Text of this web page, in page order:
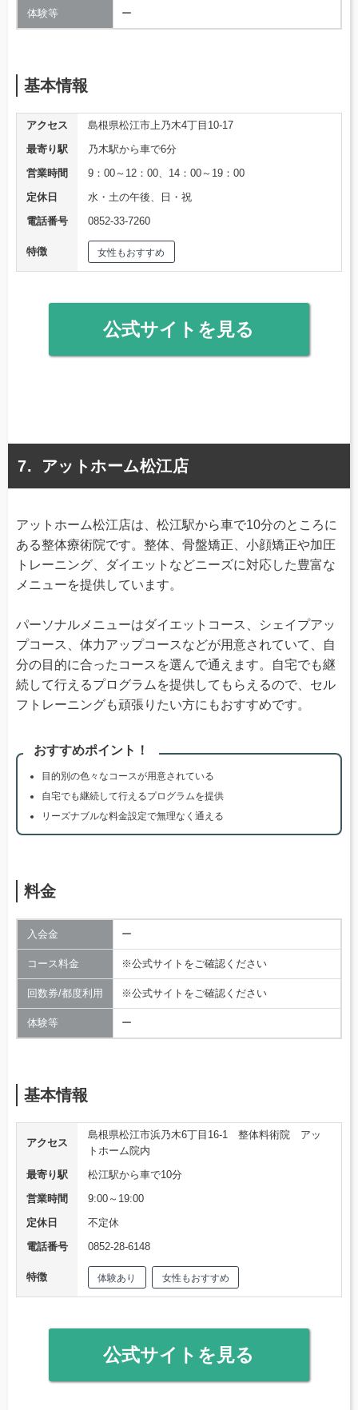
体験等 ー
基本情報
アクセス
島根県松江市上乃木4丁目10-17
最寄り駅
乃木駅から車で6分
営業時間
9：00～12：00、14：00～19：00
定休日
水・土の午後、日・祝
電話番号
0852-33-7260
特徴 女性もおすすめ
公式サイトを見る
アットホーム松江店
アットホーム松江店は、松江駅から車で10分のところに
ある整体療術院です。整体、骨盤矯正、小顔矯正や加圧
トレーニング、ダイエットなどニーズに対応した豊富な
メニューを提供しています。
パーソナルメニューはダイエットコース、シェイプアッ
プコース、体力アップコースなどが用意されていて、自
分の目的に合ったコースを選んで通えます。自宅でも継
続して行えるプログラムを提供してもらえるので、セル
フトレーニングも頑張りたい方にもおすすめです。
おすすめポイント！
目的別の色々なコースが用意されている
自宅でも継続して行えるプログラムを提供
リーズナブルな料金設定で無理なく通える
料金
入会金 ー
コース料金 ※公式サイトをご確認ください
回数券/都度利用 ※公式サイトをご確認ください
体験等 ー
基本情報
アクセス
島根県松江市浜乃木6丁目16-1 整体料術院 アッ
トホーム院内
最寄り駅
松江駅から車で10分
営業時間
9:00～19:00
定休日
不定休
電話番号
0852-28-6148
特徴 体験あり 女性もおすすめ
公式サイトを見る